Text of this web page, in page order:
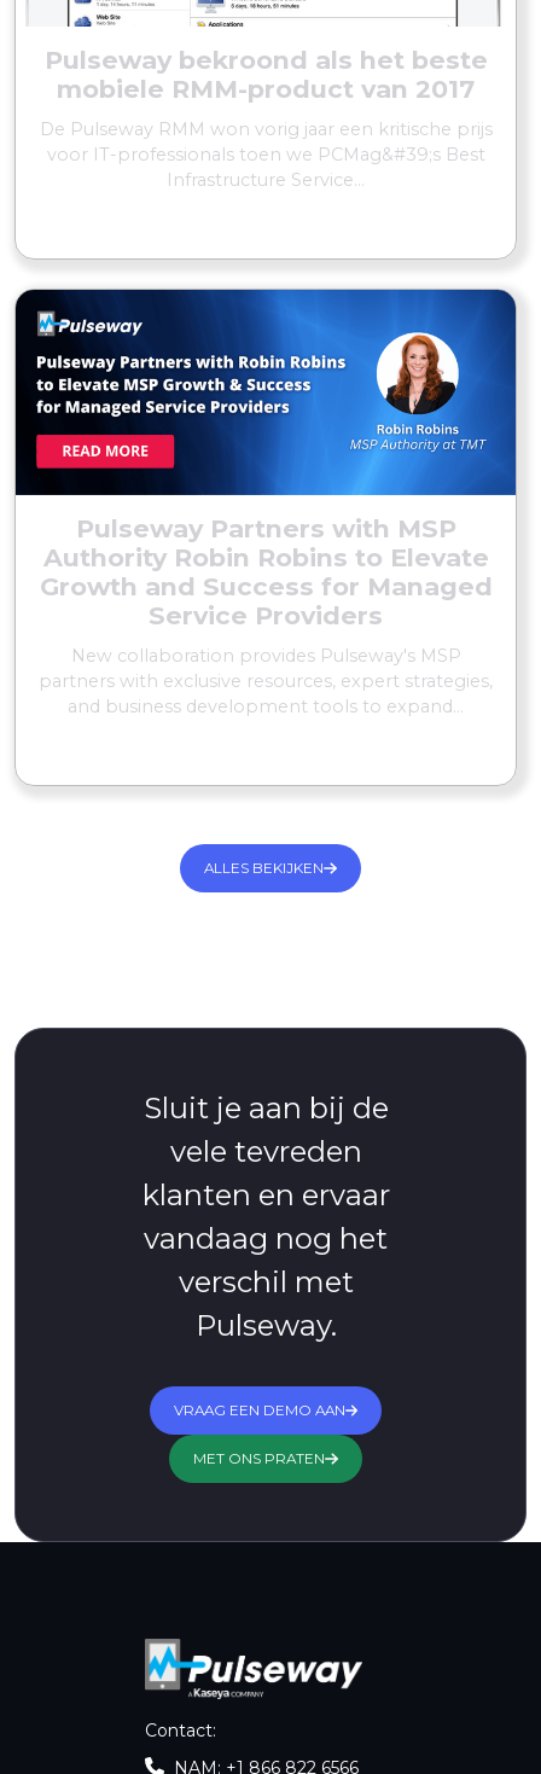
Pulseway bekroond als het beste
mobiele RMM-product van 2017
De Pulseway RMM won vorig jaar een kritische prijs
voor IT-professionals toen we PCMag&#39;s Best
Infrastructure Service...
Pulseway Partners with MSP
Authority Robin Robins to Elevate
Growth and Success for Managed
Service Providers
New collaboration provides Pulseway's MSP
partners with exclusive resources, expert strategies,
and business development tools to expand...
ALLES BEKIJKEN
Sluit je aan bij de
vele tevreden
klanten en ervaar
vandaag nog het
verschil met
Pulseway.
VRAAG EEN DEMO AAN
MET ONS PRATEN
Contact:
NAM: +1 866 822 6566